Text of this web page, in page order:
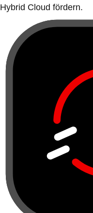
Hybrid Cloud fördern.